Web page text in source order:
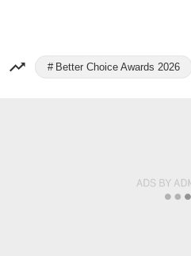
Better Choice Awards 2026